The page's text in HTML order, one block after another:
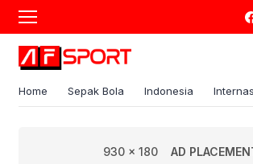
Home Sepak Bola Indonesia
930 x 180 AD